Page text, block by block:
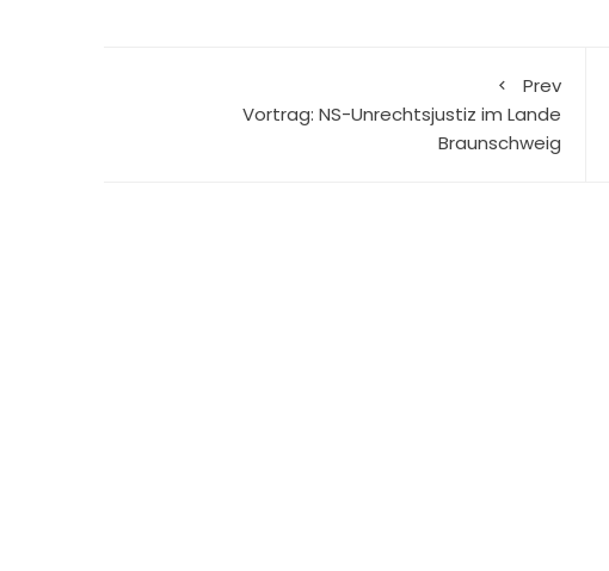
Prev
Vortrag: NS-Unrechtsjustiz im Lande
Braunschweig